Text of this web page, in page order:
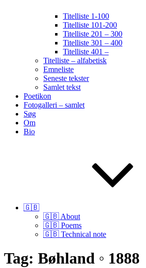
Titelliste 1-100
Titelliste 101-200
Titelliste 201 – 300
Titelliste 301 – 400
Titelliste 401 –
Titelliste – alfabetisk
Emneliste
Seneste tekster
Samlet tekst
Poetikon
Fotogalleri – samlet
Søg
Om
Bio
🇬🇧
🇬🇧 About
🇬🇧 Poems
🇬🇧 Technical note
Tag: Bøhland ◦ 1888